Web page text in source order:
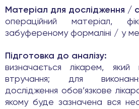
Матеріал для дослідження /
операційний матеріал,
забуференому формаліні / у
Підготовка до аналізу:
визначається лікарем, який
втручання; для
дослідження обов’язкове
якому буде зазначена вся